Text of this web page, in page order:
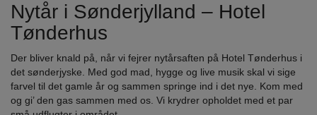
Nytår i Sønderjylland – Hotel
Tønderhus
Der bliver knald på, når vi fejrer nytårsaften på Hotel Tønderhus i
det sønderjyske. Med god mad, hygge og live musik skal vi sige
farvel til det gamle år og sammen springe ind i det nye. Kom med
og gi’ den gas sammen med os. Vi krydrer opholdet med et par